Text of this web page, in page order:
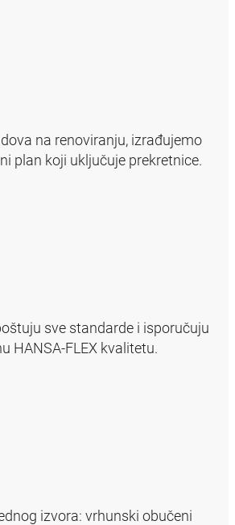
na renoviranju, izrađujemo
plan koji uključuje prekretnice.
sve standarde i isporučuju
HANSA‑FLEX kvalitetu.
izvora: vrhunski obučeni